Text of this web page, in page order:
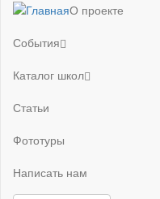
О проекте
События
Каталог школ
Статьи
Фототуры
Написать нам